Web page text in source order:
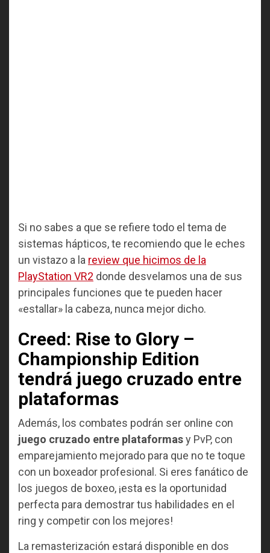
Si no sabes a que se refiere todo el tema de
sistemas hápticos, te recomiendo que le eches
un vistazo a la review que hicimos de la
PlayStation VR2 donde desvelamos una de sus
principales funciones que te pueden hacer
«estallar» la cabeza, nunca mejor dicho.
Creed: Rise to Glory –
Championship Edition
tendrá juego cruzado entre
plataformas
Además, los combates podrán ser online con
juego cruzado entre plataformasy PvP, con
emparejamiento mejorado para que no te toque
con un boxeador profesional. Si eres fanático de
los juegos de boxeo, ¡esta es la oportunidad
perfecta para demostrar tus habilidades en el
ring y competir con los mejores!
La remasterización estará disponible en dos